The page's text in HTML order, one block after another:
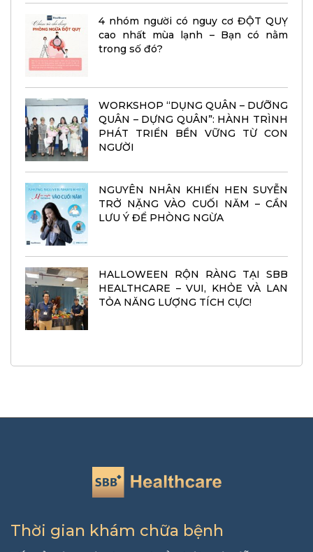
4 nhóm người có nguy cơ ĐỘT QUỴ
cao nhất mùa lạnh – Bạn có nằm
trong số đó?
WORKSHOP “DỤNG QUÂN – DƯỠNG
QUÂN – DỰNG QUÂN”: HÀNH TRÌNH
PHÁT TRIỂN BỀN VỮNG TỪ CON
NGƯỜI
NGUYÊN NHÂN KHIẾN HEN SUYỄN
TRỞ NẶNG VÀO CUỐI NĂM – CẦN
LƯU Ý ĐỂ PHÒNG NGỪA
HALLOWEEN RỘN RÀNG TẠI SBB
HEALTHCARE – VUI, KHỎE VÀ LAN
TỎA NĂNG LƯỢNG TÍCH CỰC!
Thời gian khám chữa bệnh